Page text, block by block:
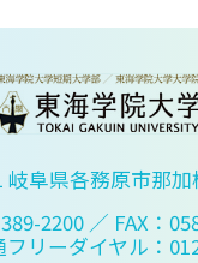
岐阜県各務原市那
2200 ／ FAX：
リーダイヤル：